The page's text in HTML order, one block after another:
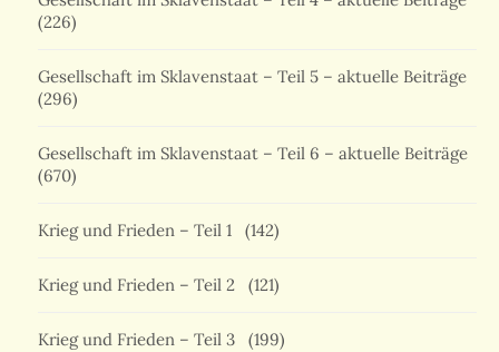
(226)
Gesellschaft im Sklavenstaat – Teil 5 – aktuelle Beiträge
(296)
Gesellschaft im Sklavenstaat – Teil 6 – aktuelle Beiträge
(670)
Krieg und Frieden – Teil 1 (142)
Krieg und Frieden – Teil 2 (121)
Krieg und Frieden – Teil 3 (199)